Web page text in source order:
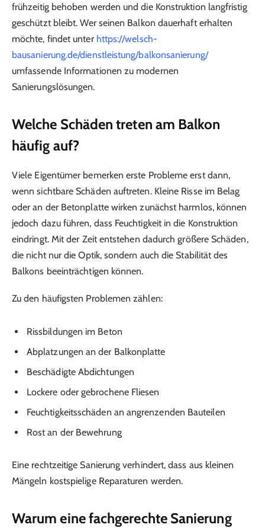
frühzeitig behoben werden und die Konstruktion langfristig
geschützt bleibt. Wer seinen Balkon dauerhaft erhalten
möchte, findet unter https://welsch-
bausanierung.de/dienstleistung/balkonsanierung/
umfassende Informationen zu modernen
Sanierungslösungen.
Welche Schäden treten am Balkon
häufig auf?
Viele Eigentümer bemerken erste Probleme erst dann,
wenn sichtbare Schäden auftreten. Kleine Risse im Belag
oder an der Betonplatte wirken zunächst harmlos, können
jedoch dazu führen, dass Feuchtigkeit in die Konstruktion
eindringt. Mit der Zeit entstehen dadurch größere Schäden,
die nicht nur die Optik, sondern auch die Stabilität des
Balkons beeinträchtigen können.
Zu den häufigsten Problemen zählen:
Rissbildungen im Beton
Abplatzungen an der Balkonplatte
Beschädigte Abdichtungen
Lockere oder gebrochene Fliesen
Feuchtigkeitsschäden an angrenzenden Bauteilen
Rost an der Bewehrung
Eine rechtzeitige Sanierung verhindert, dass aus kleinen
Mängeln kostspielige Reparaturen werden.
Warum eine fachgerechte Sanierung